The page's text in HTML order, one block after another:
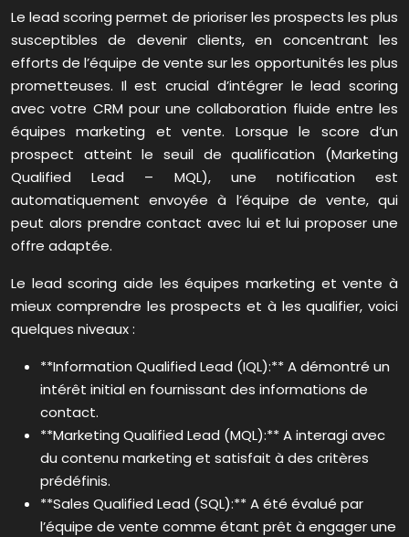
Le lead scoring permet de prioriser les prospects les plus
susceptibles de devenir clients, en concentrant les
efforts de l’équipe de vente sur les opportunités les plus
prometteuses. Il est crucial d’intégrer le lead scoring
avec votre CRM pour une collaboration fluide entre les
équipes marketing et vente. Lorsque le score d’un
prospect atteint le seuil de qualification (Marketing
Qualified Lead – MQL), une notification est
automatiquement envoyée à l’équipe de vente, qui
peut alors prendre contact avec lui et lui proposer une
offre adaptée.
Le lead scoring aide les équipes marketing et vente à
mieux comprendre les prospects et à les qualifier, voici
quelques niveaux :
**Information Qualified Lead (IQL):** A démontré un
intérêt initial en fournissant des informations de
contact.
**Marketing Qualified Lead (MQL):** A interagi avec
du contenu marketing et satisfait à des critères
prédéfinis.
**Sales Qualified Lead (SQL):** A été évalué par
l’équipe de vente comme étant prêt à engager une